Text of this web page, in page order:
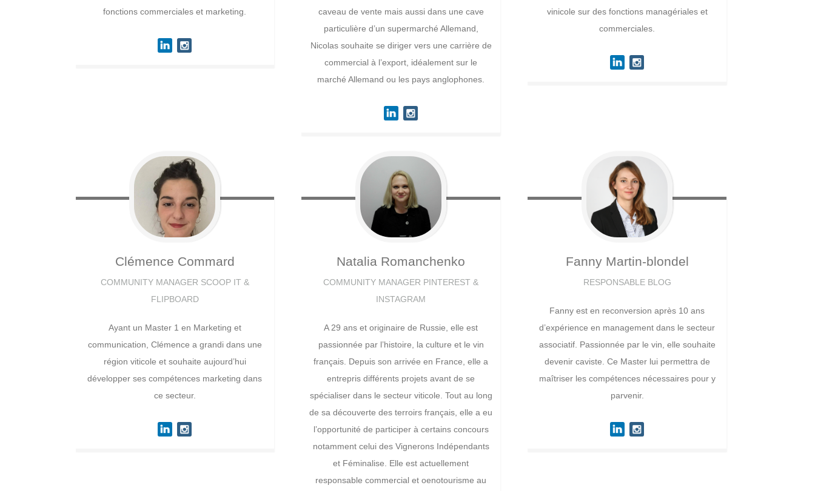
fonctions commerciales et marketing.
caveau de vente mais aussi dans une cave
particulière d’un supermarché Allemand,
Nicolas souhaite se diriger vers une carrière de
commercial à l’export, idéalement sur le
marché Allemand ou les pays anglophones.
vinicole sur des fonctions managériales et
commerciales.
Clémence Commard
COMMUNITY MANAGER SCOOP IT &
FLIPBOARD
Ayant un Master 1 en Marketing et
communication, Clémence a grandi dans une
région viticole et souhaite aujourd’hui
développer ses compétences marketing dans
ce secteur.
Natalia Romanchenko
COMMUNITY MANAGER PINTEREST &
INSTAGRAM
A 29 ans et originaire de Russie, elle est
passionnée par l’histoire, la culture et le vin
français. Depuis son arrivée en France, elle a
entrepris différents projets avant de se
spécialiser dans le secteur viticole. Tout au long
de sa découverte des terroirs français, elle a eu
l’opportunité de participer à certains concours
notamment celui des Vignerons Indépendants
et Féminalise. Elle est actuellement
responsable commercial et oenotourisme au
Fanny Martin-blondel
RESPONSABLE BLOG
Fanny est en reconversion après 10 ans
d’expérience en management dans le secteur
associatif. Passionnée par le vin, elle souhaite
devenir caviste. Ce Master lui permettra de
maîtriser les compétences nécessaires pour y
parvenir.